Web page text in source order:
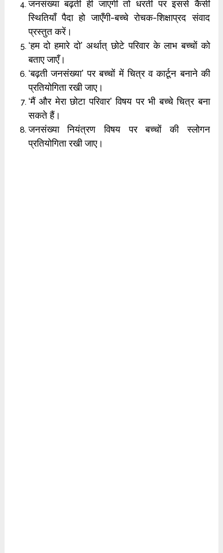
जनसंख्या बढ़ती ही जाएगी तो धरती पर इससे कैसी
स्थितियाँ पैदा हो जाएँगी-बच्चे रोचक-शिक्षाप्रद संवाद
प्रस्तुत करें।
‘हम दो हमारे दो’ अर्थात् छोटे परिवार के लाभ बच्चों को
बताए जाएँ।
‘बढ़ती जनसंख्या’ पर बच्चों में चित्र व कार्टून बनाने की
प्रतियोगिता रखी जाए।
‘मैं और मेरा छोटा परिवार’ विषय पर भी बच्चे चित्र बना
सकते हैं।
जनसंख्या नियंत्रण विषय पर बच्चों की स्लोगन
प्रतियोगिता रखी जाए।